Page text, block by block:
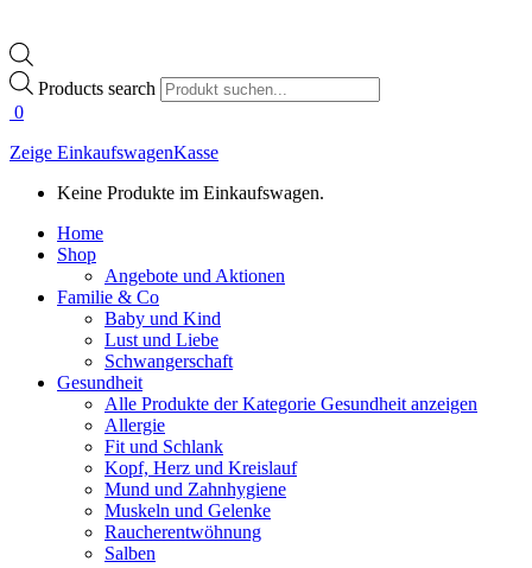
Products search
0
Zeige EinkaufswagenKasse
Keine Produkte im Einkaufswagen.
Home
Shop
Angebote und Aktionen
Familie & Co
Baby und Kind
Lust und Liebe
Schwangerschaft
Gesundheit
Alle Produkte der Kategorie Gesundheit anzeigen
Allergie
Fit und Schlank
Kopf, Herz und Kreislauf
Mund und Zahnhygiene
Muskeln und Gelenke
Raucherentwöhnung
Salben